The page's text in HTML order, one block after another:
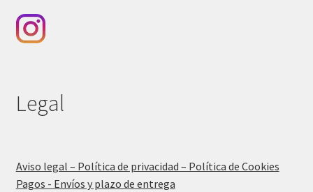
Legal
Aviso legal – Política de privacidad – Política de Cookies
Pagos - Envíos y plazo de entrega